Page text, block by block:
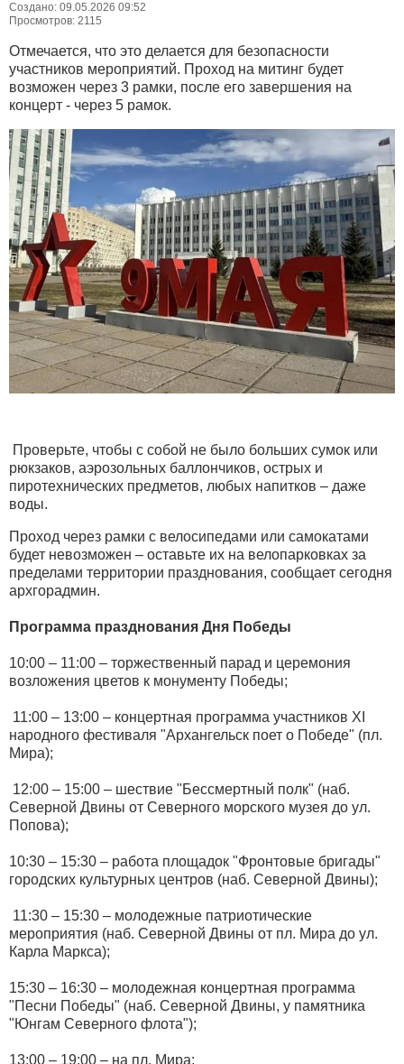
Создано: 09.05.2026 09:52
Просмотров: 2115
Отмечается, что это делается для безопасности
участников мероприятий. Проход на митинг будет
возможен через 3 рамки, после его завершения на
концерт - через 5 рамок.
Проверьте, чтобы с собой не было больших сумок или
рюкзаков, аэрозольных баллончиков, острых и
пиротехнических предметов, любых напитков – даже
воды.
Проход через рамки с велосипедами или самокатами
будет невозможен – оставьте их на велопарковках за
пределами территории празднования, сообщает сегодня
архгорадмин.
Программа празднования Дня Победы
10:00 – 11:00 – торжественный парад и церемония
возложения цветов к монументу Победы;
11:00 – 13:00 – концертная программа участников XI
народного фестиваля "Архангельск поет о Победе" (пл.
Мира);
12:00 – 15:00 – шествие "Бессмертный полк" (наб.
Северной Двины от Северного морского музея до ул.
Попова);
10:30 – 15:30 – работа площадок "Фронтовые бригады"
городских культурных центров (наб. Северной Двины);
11:30 – 15:30 – молодежные патриотические
мероприятия (наб. Северной Двины от пл. Мира до ул.
Карла Маркса);
15:30 – 16:30 – молодежная концертная программа
"Песни Победы" (наб. Северной Двины, у памятника
"Юнгам Северного флота");
13:00 – 19:00 – на пл. Мира: